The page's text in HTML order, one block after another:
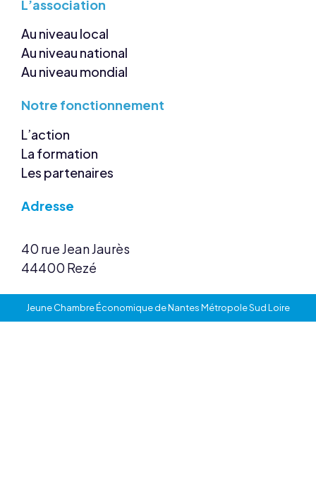
L’association
Au niveau local
Au niveau national
Au niveau mondial
Notre fonctionnement
L’action
La formation
Les partenaires
Adresse
40 rue Jean Jaurès
44400 Rezé
Jeune Chambre Économique de Nantes Métropole Sud Loire